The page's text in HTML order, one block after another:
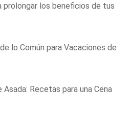
prolongar los beneficios de tus
lo Común para Vacaciones de
Asada: Recetas para una Cena